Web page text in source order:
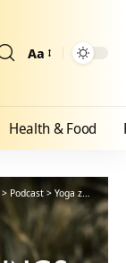
Aa
Health & Food
> Podcast > Yoga zwischendurch